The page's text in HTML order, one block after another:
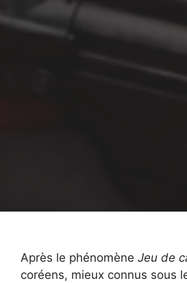
Après le phénomène Jeu de
coréens, mieux connus sous